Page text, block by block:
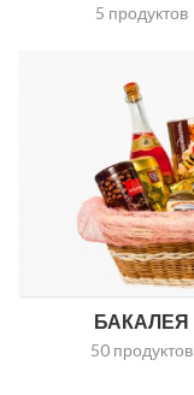
5 продуктов
БАКАЛЕЯ
50 продуктов